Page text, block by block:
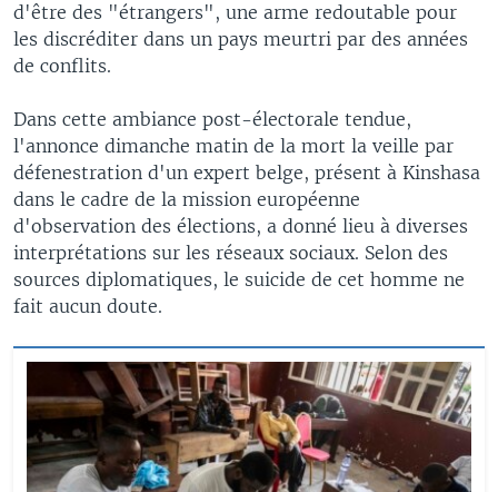
d'être des "étrangers", une arme redoutable pour
les discréditer dans un pays meurtri par des années
de conflits.
Dans cette ambiance post-électorale tendue,
l'annonce dimanche matin de la mort la veille par
défenestration d'un expert belge, présent à Kinshasa
dans le cadre de la mission européenne
d'observation des élections, a donné lieu à diverses
interprétations sur les réseaux sociaux. Selon des
sources diplomatiques, le suicide de cet homme ne
fait aucun doute.